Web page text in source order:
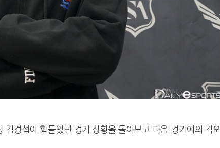
경섭이 힘들었던 경기 상황을 돌아보고 다음 경기에의 각오